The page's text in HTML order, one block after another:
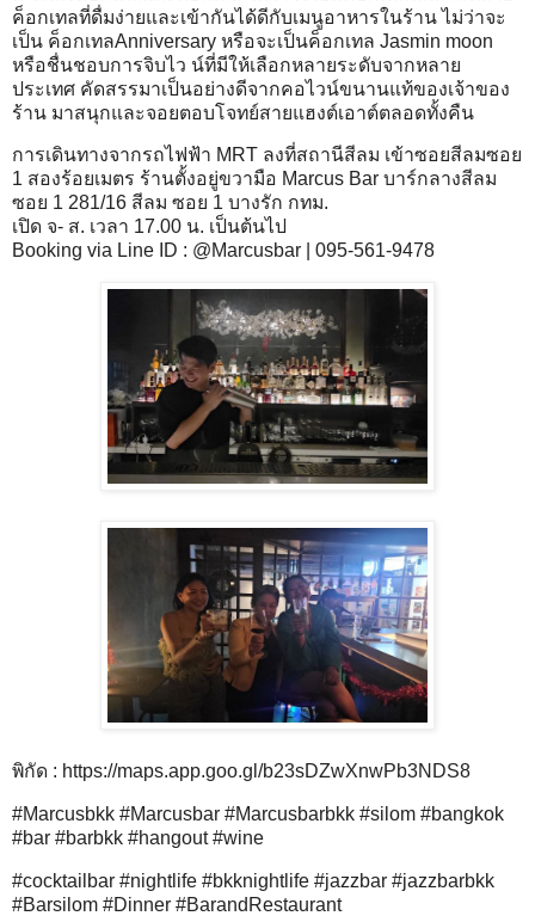
ค็อกเทลที่ดื่มง่ายและเข้ากันได้ดีกับเมนูอาหารในร้าน ไม่ว่าจะ
เป็น ค็อกเทลAnniversary หรือจะเป็นค็อกเทล Jasmin moon
หรือชื่นชอบการจิบไว น์ที่มีให้เลือกหลายระดับจากหลาย
ประเทศ คัดสรรมาเป็นอย่างดีจากคอไวน์ขนานแท้ของเจ้าของ
ร้าน มาสนุกและจอยตอบโจทย์สายแฮงต์เอาต์ตลอดทั้งคืน
การเดินทางจากรถไฟฟ้า MRT ลงที่สถานีสีลม เข้าซอยสีลมซอย
1 สองร้อยเมตร ร้านตั้งอยู่ขวามือ Marcus Bar บาร์กลางสีลม
ซอย 1 281/16 สีลม ซอย 1 บางรัก กทม.
เปิด จ- ส. เวลา 17.00 น. เป็นต้นไป
Booking via Line ID : @Marcusbar | 095-561-9478
พิกัด : https://maps.app.goo.gl/b23sDZwXnwPb3NDS8
#Marcusbkk #Marcusbar #Marcusbarbkk #silom #bangkok
#bar #barbkk #hangout #wine
#cocktailbar #nightlife #bkknightlife #jazzbar #jazzbarbkk
#Barsilom #Dinner #BarandRestaurant